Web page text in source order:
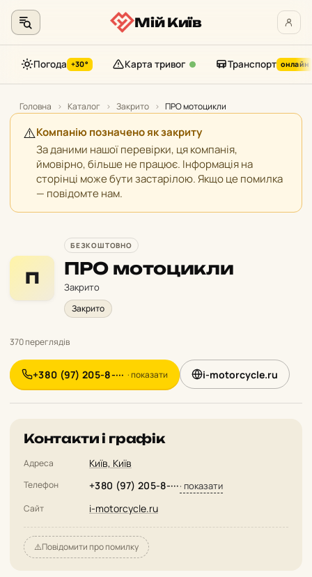
контенту
Мій Київ
Погода +30° Карта тривог Транспорт онлайн
Головна › Каталог › Закрито › ПРО мотоцикли
⚠️Компанію позначено як закриту
За даними нашої перевірки, ця компанія,
ймовірно, більше не працює. Інформація на
сторінці може бути застарілою. Якщо це помилка
— повідомте нам.
П
БЕЗКОШТОВНО
ПРО мотоцикли
Закрито
Закрито
370 переглядів
+380 (97) 205-8-··· · показати i-motorcycle.ru
Контакти і графік
Адреса Київ, Київ
Телефон +380 (97) 205-8-···· показати
Сайт i-motorcycle.ru
⚠️Повідомити про помилку